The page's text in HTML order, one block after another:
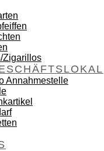
Zigarillos
Annahmestelle